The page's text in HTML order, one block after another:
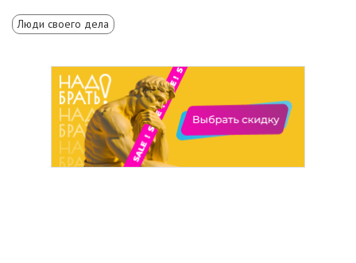
Люди своего дела